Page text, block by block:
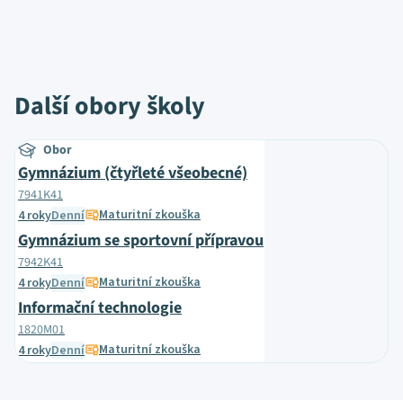
Další obory školy
Obor
Gymnázium (čtyřleté všeobecné)
7941K41
4 rokyDenní Maturitní zkouška
Gymnázium se sportovní přípravou
7942K41
4 rokyDenní Maturitní zkouška
Informační technologie
1820M01
4 rokyDenní Maturitní zkouška